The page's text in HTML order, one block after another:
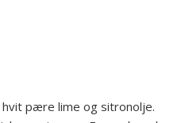
pære lime og sitronolje.